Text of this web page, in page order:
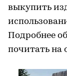
выкупить
Подробнее
почитать на